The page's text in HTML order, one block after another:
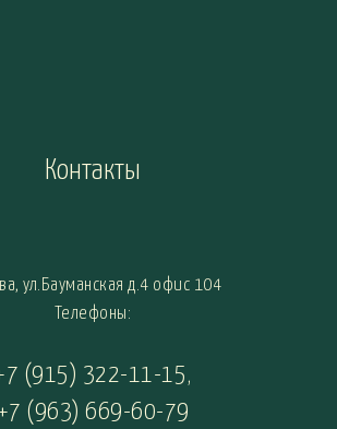
Контакты
ул.Бауманская д.4 офис 104
Телефоны:
(915) 322-11-15,
(963) 669-60-79